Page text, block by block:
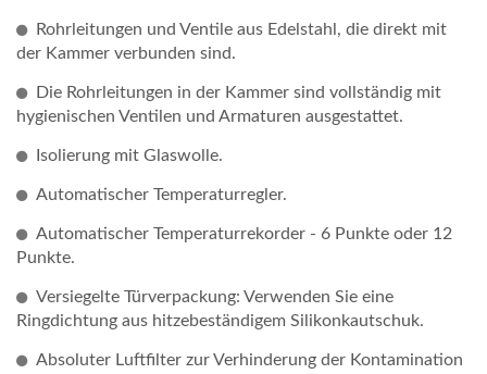
Rohrleitungen und Ventile aus Edelstahl, die direkt mit
der Kammer verbunden sind.
Die Rohrleitungen in der Kammer sind vollständig mit
hygienischen Ventilen und Armaturen ausgestattet.
Isolierung mit Glaswolle.
Automatischer Temperaturregler.
Automatischer Temperaturrekorder - 6 Punkte oder 12
Punkte.
Versiegelte Türverpackung: Verwenden Sie eine
Ringdichtung aus hitzebeständigem Silikonkautschuk.
Absoluter Luftfilter zur Verhinderung der Kontamination